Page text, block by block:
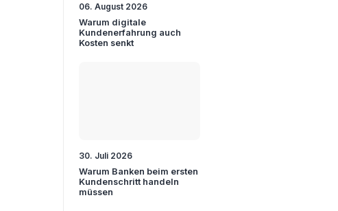
06. August 2026
Warum digitale
Kundenerfahrung auch
Kosten senkt
30. Juli 2026
Warum Banken beim ersten
Kundenschritt handeln
müssen